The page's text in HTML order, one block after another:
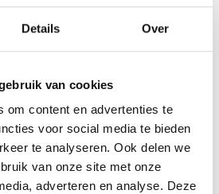
Details Over
van cookies
om content en advertenties te
voor social media te bieden
te analyseren. Ook delen we
van onze site met onze
adverteren en analyse. Deze
Bo-Camp - Parasolgrondpen
Deze Parasolgrondpen is van zware
kwaliteit en heeft een doorsnede van
stelschroef en beugel zodat deze
gemakkelijk kunnen worden
geplaatst.